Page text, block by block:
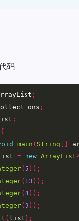
码
;
;
;
{
main ( String
= new ArrayList
( 5 ));
( 13 ));
( 4 ));
( 9 ));
( list );